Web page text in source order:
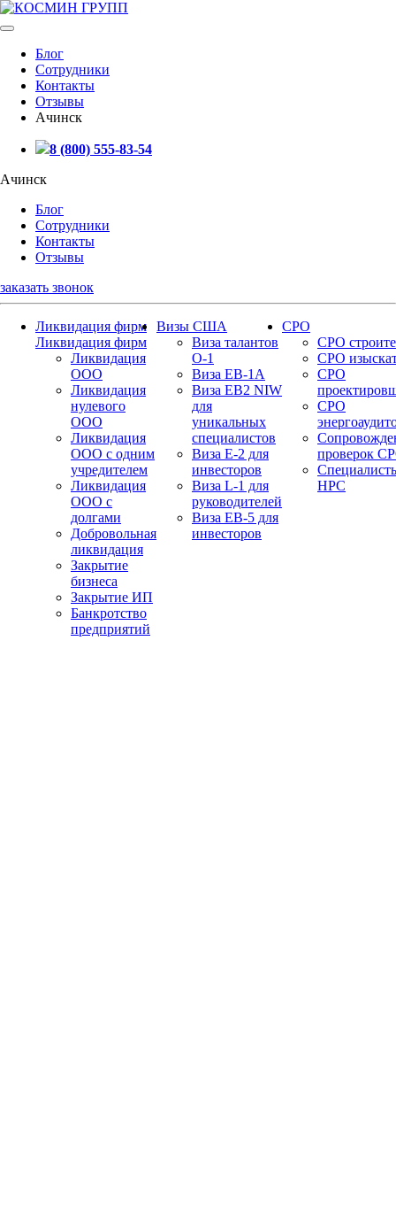
Блог
Сотрудники
Контакты
Отзывы
Ачинск
8 (800) 555-83-54
Ачинск
Блог
Сотрудники
Контакты
Отзывы
заказать звонок
Ликвидация фирм
Ликвидация фирм
Ликвидация
ООО
Ликвидация
нулевого
ООО
Ликвидация
ООО с одним
учредителем
Ликвидация
ООО с
долгами
Добровольная
ликвидация
Закрытие
бизнеса
Закрытие ИП
Банкротство
предприятий
Визы США
Виза талантов
О-1
Виза EB-1A
Виза EB2 NIW
для
уникальных
специалистов
Виза E-2 для
инвесторов
Виза L-1 для
руководителей
Виза EB-5 для
инвесторов
СРО
СРО
СРО
СРО
СРО
проверок
НРС